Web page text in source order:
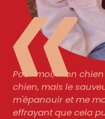
Pour moi, mon
chien, mais le
m'épanouir et me
effrayant que cela
Changer